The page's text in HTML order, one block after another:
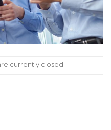
currently closed.